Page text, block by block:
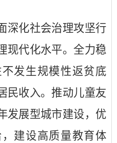
深化社会治理攻坚行
现代化水平。全力稳
不发生规模性返贫底
民收入。推动儿童友
发展型城市建设，优
建设高质量教育体